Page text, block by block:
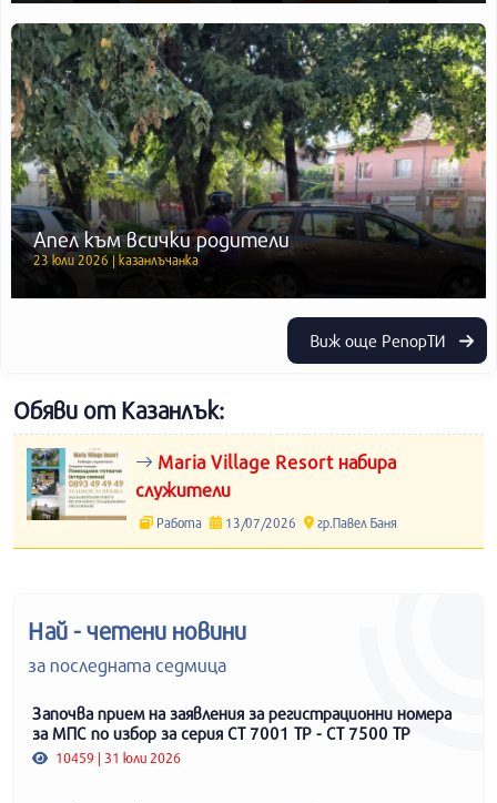
Апел към всички родители
23 юли 2026 | казанлъчанка
Виж още РепорТИ
Обяви от Казанлък:
Maria Village Resort набира
служители
Работа 13/07/2026 гр.Павел Баня
Най - четени новини
за последната седмица
Започва прием на заявления за регистрационни номера
за МПС по избор за серия СТ 7001 ТР - СТ 7500 ТР
10459 | 31 юли 2026